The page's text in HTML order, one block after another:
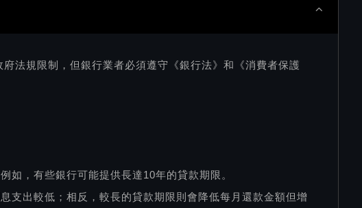
法規限制，但銀行業者必須遵守《銀行法》和《消費者保護
如，有些銀行可能提供長達10年的貸款期限。
支出較低；相反，較長的貸款期限則會降低每月還款金額但增